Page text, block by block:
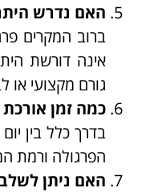
האם נדרש
ברוב המקרים
אינה דורשת
גורם מקצועי או
כמה זמן
בדרך כלל בין
הפרגולה ורמת
האם ניתן